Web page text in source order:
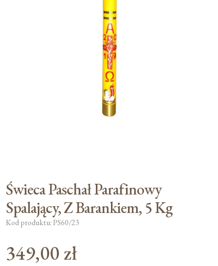
Świeca Paschał Parafinowy
Spalający, Z Barankiem, 5 Kg
Kod produktu: PS60/23
349,00 zł